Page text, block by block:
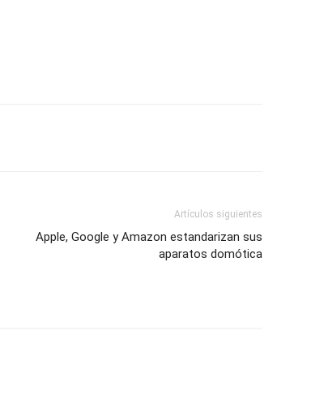
Artículos siguientes
Apple, Google y Amazon estandarizan sus
aparatos domótica